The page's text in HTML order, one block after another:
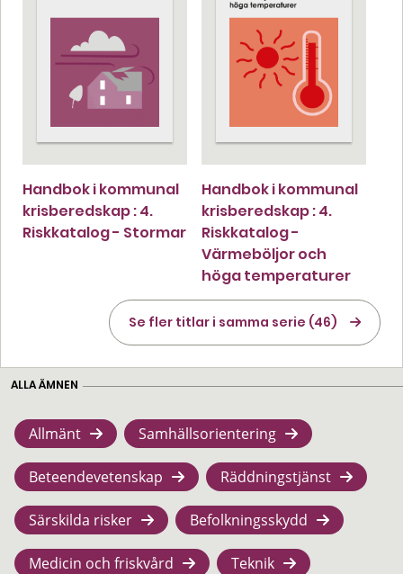
Handbok i kommunal
krisberedskap : 4.
Riskkatalog - Stormar
Handbok i kommunal
krisberedskap : 4.
Riskkatalog -
Värmeböljor och
höga temperaturer
Se fler titlar i samma serie (46)
ALLA ÄMNEN
Allmänt Samhällsorientering
Beteendevetenskap Räddningstjänst
Särskilda risker Befolkningsskydd
Medicin och friskvård Teknik